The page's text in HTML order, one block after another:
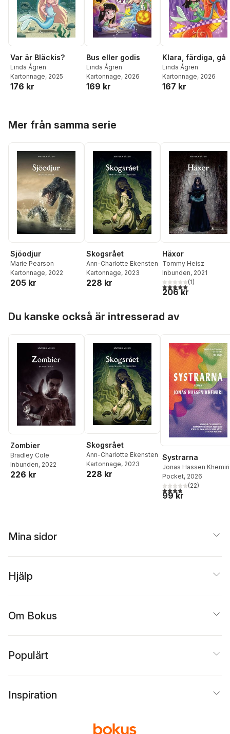
Var är Bläckis?
Linda Ågren
Kartonnage, 2025
176 kr
Bus eller godis
Linda Ågren
Kartonnage, 2026
169 kr
Klara, färdiga, gå
Linda Ågren
Kartonnage, 2026
167 kr
Mer från samma serie
Sjöodjur
Marie Pearson
Kartonnage, 2022
205 kr
Skogsrået
Ann-Charlotte Ekensten
Kartonnage, 2023
228 kr
Häxor
Tommy Heisz
Inbunden, 2021
5,0utav 5 stjärnor.
(1)
206 kr
Du kanske också är intresserad av
Zombier
Bradley Cole
Inbunden, 2022
226 kr
Skogsrået
Ann-Charlotte Ekensten
Kartonnage, 2023
228 kr
Systrarna
Jonas Hassen Khemiri
Pocket, 2026
3,8utav 5 stjärnor.
(22)
99 kr
Mina sidor
Hjälp
Om Bokus
Populärt
Inspiration